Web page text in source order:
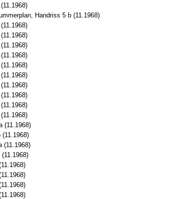
Handriss 5 b (11.1968)
(11.1968)
(11.1968)